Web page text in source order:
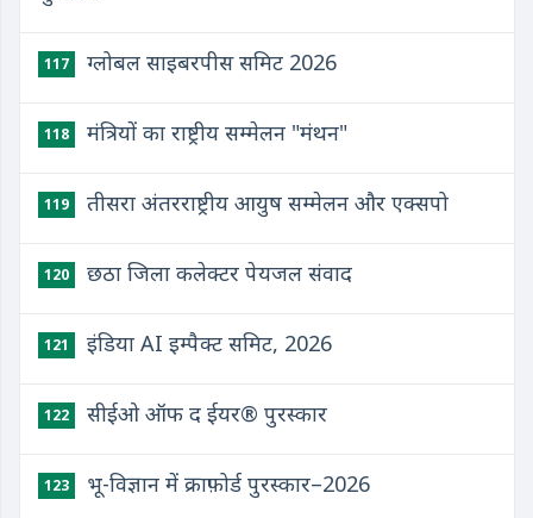
117 ग्लोबल साइबरपीस समिट 2026
118 मंत्रियों का राष्ट्रीय सम्मेलन "मंथन"
119 तीसरा अंतरराष्ट्रीय आयुष सम्मेलन और एक्सपो
120 छठा जिला कलेक्टर पेयजल संवाद
121 इंडिया AI इम्पैक्ट समिट, 2026
122 सीईओ ऑफ द ईयर® पुरस्कार
123 भू-विज्ञान में क्राफ़ोर्ड पुरस्कार–2026